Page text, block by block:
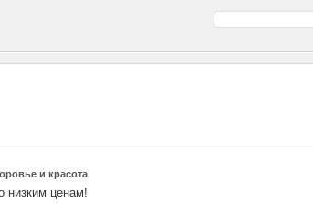
и красота
низким ценам!